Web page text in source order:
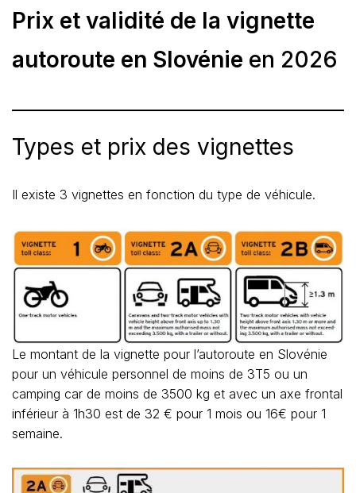
Prix et validité de la vignette
autoroute en Slovénie en 2026
Types et prix des vignettes
Il existe 3 vignettes en fonction du type de véhicule.
Le montant de la vignette pour l’autoroute en Slovénie
pour un véhicule personnel de moins de 3T5 ou un
camping car de moins de 3500 kg et avec un axe frontal
inférieur à 1h30 est de 32 € pour 1 mois ou 16€ pour 1
semaine.